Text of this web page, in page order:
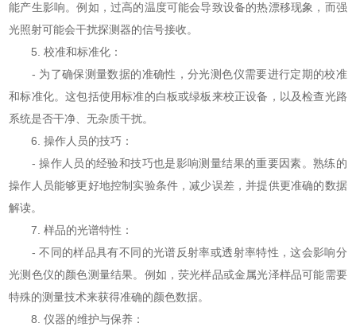
能产生影响。例如，过高的温度可能会导致设备的热漂移现象，而强
光照射可能会干扰探测器的信号接收。
5. 校准和标准化：
- 为了确保测量数据的准确性，分光测色仪需要进行定期的校准
和标准化。这包括使用标准的白板或绿板来校正设备，以及检查光路
系统是否干净、无杂质干扰。
6. 操作人员的技巧：
- 操作人员的经验和技巧也是影响测量结果的重要因素。熟练的
操作人员能够更好地控制实验条件，减少误差，并提供更准确的数据
解读。
7. 样品的光谱特性：
- 不同的样品具有不同的光谱反射率或透射率特性，这会影响分
光测色仪的颜色测量结果。例如，荧光样品或金属光泽样品可能需要
特殊的测量技术来获得准确的颜色数据。
8. 仪器的维护与保养：